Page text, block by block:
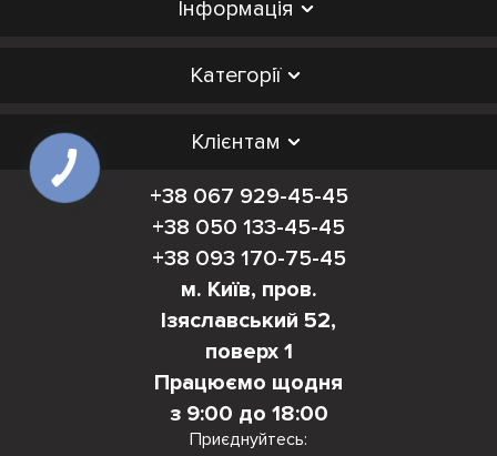
Інформація
Категорії
Клієнтам
+38 067 929-45-45
+38 050 133-45-45
+38 093 170-75-45
м. Київ, пров.
Ізяславський 52,
поверх 1
Працюємо щодня
з 9:00 до 18:00
Приєднуйтесь: